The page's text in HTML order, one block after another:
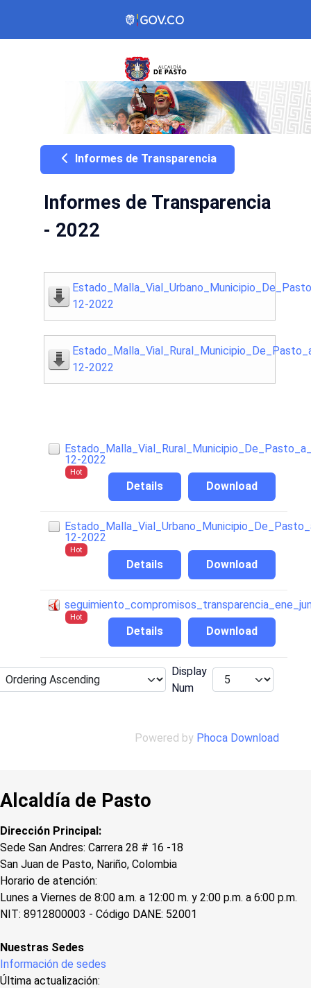
Informes de Transparencia
Informes de Transparencia
- 2022
12-2022
12-2022
12-2022
Hot
Download
Details
12-2022
Hot
Download
Details
Hot
Download
Details
Display
Num
Powered by Phoca Download
Alcaldía de Pasto
Dirección Principal:
Sede San Andres: Carrera 28 # 16 -18
San Juan de Pasto, Nariño, Colombia
Horario de atención:
Lunes a Viernes de 8:00 a.m. a 12:00 m. y 2:00 p.m. a 6:00 p.m.
NIT: 8912800003 - Código DANE: 52001
Nuestras Sedes
Información de sedes
Última actualización: